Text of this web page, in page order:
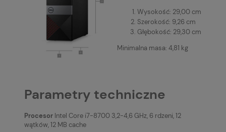
Wysokość: 29,00 cm
Szerokość: 9,26 cm
Głębokość: 29,30 cm
Minimalna masa: 4,81 kg
Parametry techniczne
Procesor Intel Core i7-8700 3,2-4,6 GHz, 6 rdzeni, 12
wątków, 12 MB cache